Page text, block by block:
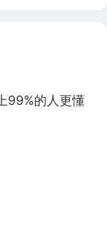
99%的人更懂